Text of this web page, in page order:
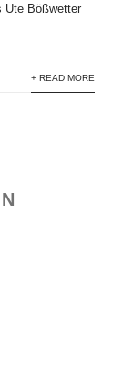
Ute Bößwetter
+ READ MORE